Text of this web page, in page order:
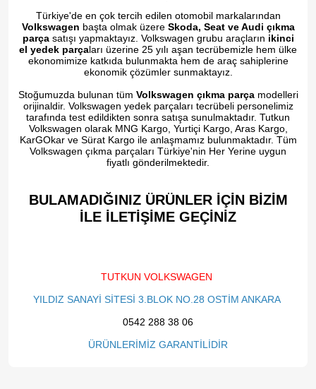
Türkiye'de en çok tercih edilen otomobil markalarından
Volkswagen başta olmak üzere Skoda, Seat ve Audi çıkma
parçasatışı yapmaktayız. Volkswagen grubu araçların ikinci
el yedek parçaları üzerine 25 yılı aşan tecrübemizle hem ülke
ekonomimize katkıda bulunmakta hem de araç sahiplerine
ekonomik çözümler sunmaktayız.
Stoğumuzda bulunan tüm Volkswagen çıkma parçamodelleri
orijinaldir. Volkswagen yedek parçaları tecrübeli personelimiz
tarafında test edildikten sonra satışa sunulmaktadır. Tutkun
Volkswagen olarak MNG Kargo, Yurtiçi Kargo, Aras Kargo,
KarGOkar ve Sürat Kargo ile anlaşmamız bulunmaktadır. Tüm
Volkswagen çıkma parçaları Türkiye'nin Her Yerine uygun
fiyatlı gönderilmektedir.
BULAMADIĞINIZ ÜRÜNLER İÇİN BİZİM
İLE İLETİŞİME GEÇİNİZ​
TUTKUN VOLKSWAGEN
YILDIZ SANAYİ SİTESİ 3.BLOK NO.28 OSTİM ANKARA
0542 288 38 06
ÜRÜNLERİMİZ GARANTİLİDİR